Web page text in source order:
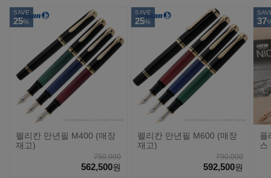
SAVE
25%
펠리칸 만년필 M400 (매장
재고)
750,000
562,500원
SAVE
25%
펠리칸 만년필 M600 (매장
재고)
790,000
592,500원
37
플
스